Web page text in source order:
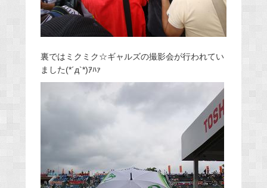
裏ではミクミク☆ギャルズの撮影会が行われてい
ました(*´д`*)ｱﾊｧ